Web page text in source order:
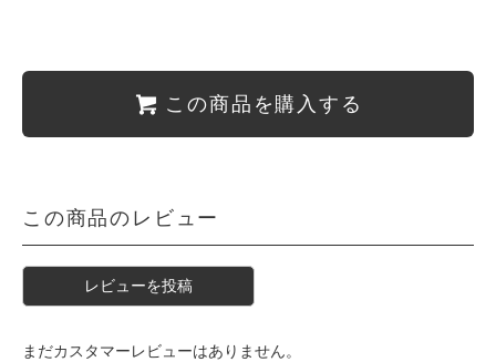
この商品を購入する
この商品のレビュー
レビューを投稿
まだカスタマーレビューはありません。